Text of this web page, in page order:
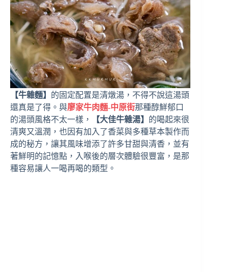
【牛雜麵】 的固定配置是清燉湯，不得不說這湯頭
還真是了得。與廖家牛肉麵-中原街那種醇鮮郁口
的湯頭風格不太一樣，
【大佳牛雜湯】 的喝起來很
清爽又溫潤，也因有加入了香菜與多種草本製作而
成的秘方，讓其風味增添了許多甘甜與清香，並有
著鮮明的記憶點，入喉後的層次體驗很豐富，是那
種容易讓人一喝再喝的類型。